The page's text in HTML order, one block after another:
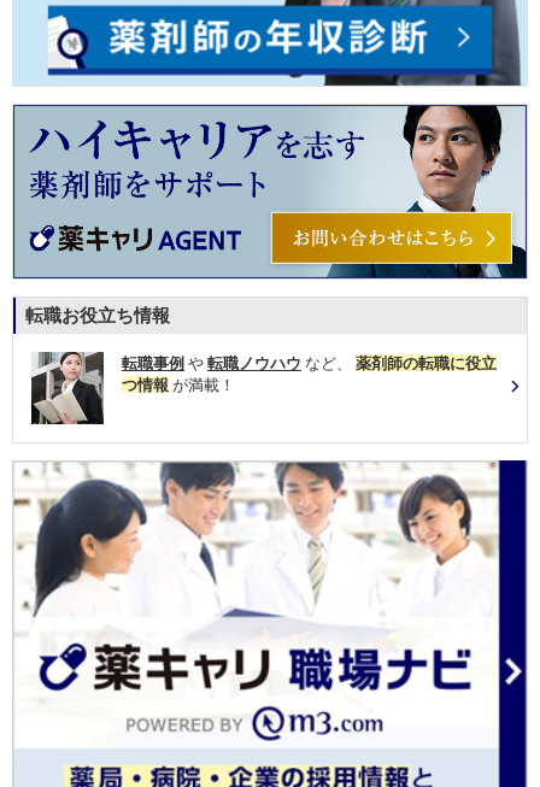
転職お役立ち情報
転職事例 や 転職ノウハウ など、 薬剤師の転職に役立
つ情報 が満載！